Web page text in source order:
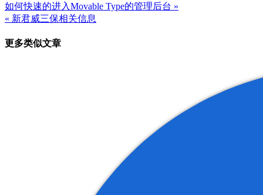
文
章
导
如何快速的进入Movable Type的管理后台 »
« 新君威三保相关信息
更多类似文章